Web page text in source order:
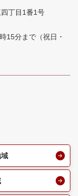
丁目1番1号
15分まで （祝日・